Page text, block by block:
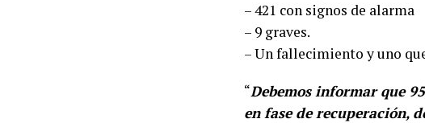
– 421 con signos de alarma
– 9 graves.
– Un fallecimiento y uno
“Debemos informar que
en fase de recuperación,